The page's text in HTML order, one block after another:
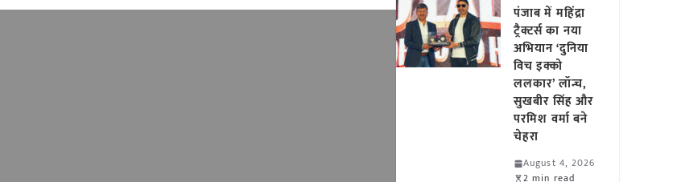
पंजाब में महिंद्रा
ट्रैक्टर्स का नया
अभियान ‘दुनिया
विच इक्को
ललकार’ लॉन्च,
सुखबीर सिंह और
परमिश वर्मा बने
चेहरा
August 4, 2026
2 min read